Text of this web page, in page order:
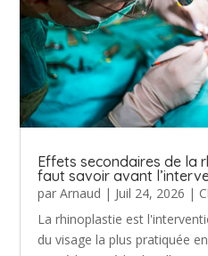
Effets secondaires de la
faut savoir avant
parArnaud | Juil 24, 2026 |
La rhinoplastie est
du visage la plus pratiquée